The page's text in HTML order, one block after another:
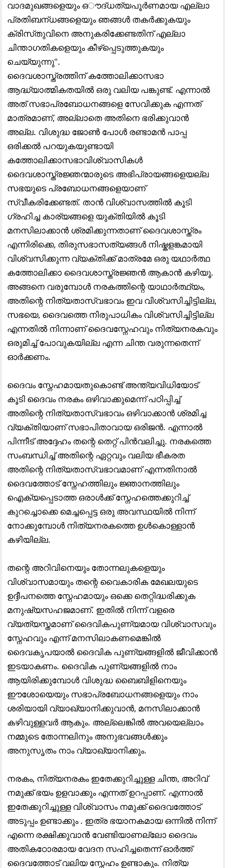
വാദമുഖങ്ങളെയും ഒൗദ്‌ധത്യപൂര്‍ണമായ എല്ലാ
പ്രതിബന്‌ധങ്ങളെയും ഞങ്ങള്‍ തകര്‍ക്കുകയും
ക്രിസ്‌തുവിനെ അനുകരിക്കേണ്ടതിന്‌ എല്ലാ
ചിന്താഗതികളെയും കീഴ്‌പ്പെടുത്തുകയും
ചെയ്യുന്നു".
ദൈവശാസ്ത്രത്തിന് കത്തോലിക്കാസഭാ
ആദ്ധ്യാത്മികതയിൽ ഒരു വലിയ പങ്കുണ്ട്. എന്നാൽ
അത് സഭാപ്രബോധനങ്ങളെ സേവിക്കുക എന്നത്
മാത്രമാണ്, അല്ലാതെ അതിനെ ഭരിക്കുവാൻ
അല്ല. വിശുദ്ധ ജോൺ പോൾ രണ്ടാമൻ പാപ്പ
ഒരിക്കൽ പറയുകയുണ്ടായി
കത്തോലിക്കാസഭാവിശ്വാസികൾ
ദൈവശാസ്ത്രജ്ഞന്മാരുടെ അഭിപ്രായങ്ങളെയല്ല
സഭയുടെ പ്രബോധനങ്ങളെയാണ്
സ്വീകരിക്കേണ്ടത്. താൻ വിശ്വാസത്തിൽ കൂടി
ഗ്രഹിച്ച കാര്യങ്ങളെ യുക്തിയിൽ കൂടി
മനസിലാക്കാൻ ശ്രമിക്കുന്നതാണ് ദൈവശാസ്ത്രം
എന്നിരിക്കെ, തിരുസഭാസത്യങ്ങൾ നിഷ്കളങ്കമായി
വിശ്വസിക്കുന്ന വ്യക്തിക്ക് മാത്രമേ ഒരു യഥാർത്ഥ
കത്തോലിക്കാ ദൈവശാസ്ത്രജ്ഞൻ ആകാൻ കഴിയൂ.
അങ്ങനെ വരുമ്പോൾ നരകത്തിന്റെ യാഥാർത്ഥ്യം,
അതിന്റെ നിത്യതാസ്വഭാവം ഇവ വിശ്വസിച്ചിട്ടില്ല,
സഭയെ, ദൈവത്തെ നിരുപാധികം വിശ്വസിച്ചിട്ടില്ല
എന്നതിൽ നിന്നാണ് ദൈവസ്നേഹവും നിത്യനരകവും
ഒരുമിച്ച് പോവുകയില്ല എന്ന ചിന്ത വരുന്നതെന്ന്
ഓർക്കണം.
ദൈവം സ്നേഹമായതുകൊണ്ട് അന്ത്യവിധിയോട്
കൂടി ദൈവം നരകം ഒഴിവാക്കുമെന്ന് പഠിപ്പിച്ച്
അതിന്റെ നിത്യതാസ്വഭാവം ഒഴിവാക്കാൻ ശ്രമിച്ച
വ്യക്തിയാണ് സഭാപിതാവായ ഒരിജൻ. എന്നാൽ
പിന്നീട് അദ്ദേഹം തന്റെ തെറ്റ് പിൻവലിച്ചു. നരകത്തെ
സംബന്ധിച്ച് അതിന്റെ ഏറ്റവും വലിയ ഭീകരത
അതിന്റെ നിത്യതാസ്വഭാവമാണ് എന്നതിനാൽ
ദൈവത്തോട് സ്നേഹത്തിലും ജ്ഞാനത്തിലും
ഐക്യപ്പെടാത്ത ഒരാൾക്ക് സ്നേഹത്തെക്കുറിച്ച്
കുറച്ചൊക്കെ മെച്ചപ്പെട്ട ഒരു അവസ്ഥയിൽ നിന്ന്
നോക്കുമ്പോൾ നിത്യനരകത്തെ ഉൾകൊള്ളാൻ
കഴിയില്ല.
തന്റെ അറിവിനെയും തോന്നലുകളെയും
വിശ്വാസമായും തന്റെ വൈകാരിക മേഖലയുടെ
ഉദ്ദീപനത്തെ സ്നേഹമായും ഒക്കെ തെറ്റിദ്ധരിക്കുക
മനുഷ്യസഹജമാണ്. ഇതിൽ നിന്ന് വളരെ
വ്യത്യസ്തമാണ് ദൈവികപുണ്യമായ വിശ്വാസവും
സ്നേഹവും എന്ന് മനസിലാകണമെങ്കിൽ
ദൈവകൃപയാൽ ദൈവിക പുണ്യങ്ങളിൽ ജീവിക്കാൻ
ഇടയാകണം. ദൈവിക പുണ്യങ്ങളിൽ നാം
ആയിരിക്കുമ്പോൾ വിശുദ്ധ ബൈബിളിനെയും
ഈശോയെയും സഭാപ്രബോധനങ്ങളെയും നാം
ശരിയായി വ്യാഖ്യാനിക്കുവാൻ, മനസിലാക്കാൻ
കഴിവുള്ളവർ ആകും. അല്ലെങ്കിൽ അവയെല്ലാം
നമ്മുടെ തോന്നലിനും അനുഭവങ്ങൾക്കും
അനുസൃതം നാം വ്യാഖ്യാനിക്കും.
നരകം, നിത്യനരകം ഇതേക്കുറിച്ചുള്ള ചിന്ത, അറിവ്
നമുക്ക് ഭയം ഉളവാക്കും എന്നത് ഉറപ്പാണ്. എന്നാൽ
ഇതേക്കുറിച്ചുള്ള വിശ്വാസം നമുക്ക് ദൈവത്തോട്
അടുപ്പം ഉണ്ടാക്കും . ഇത്ര ഭയാനകമായ ഒന്നിൽ നിന്ന്
എന്നെ രക്ഷിക്കുവാൻ വേണ്ടിയാണല്ലോ ദൈവം
അതികഠോരമായ വേദന സഹിച്ചതെന്ന് ഓർത്ത്
ദൈവത്തോട് വലിയ സ്നേഹം ഉണ്ടാകും. നിത്യ